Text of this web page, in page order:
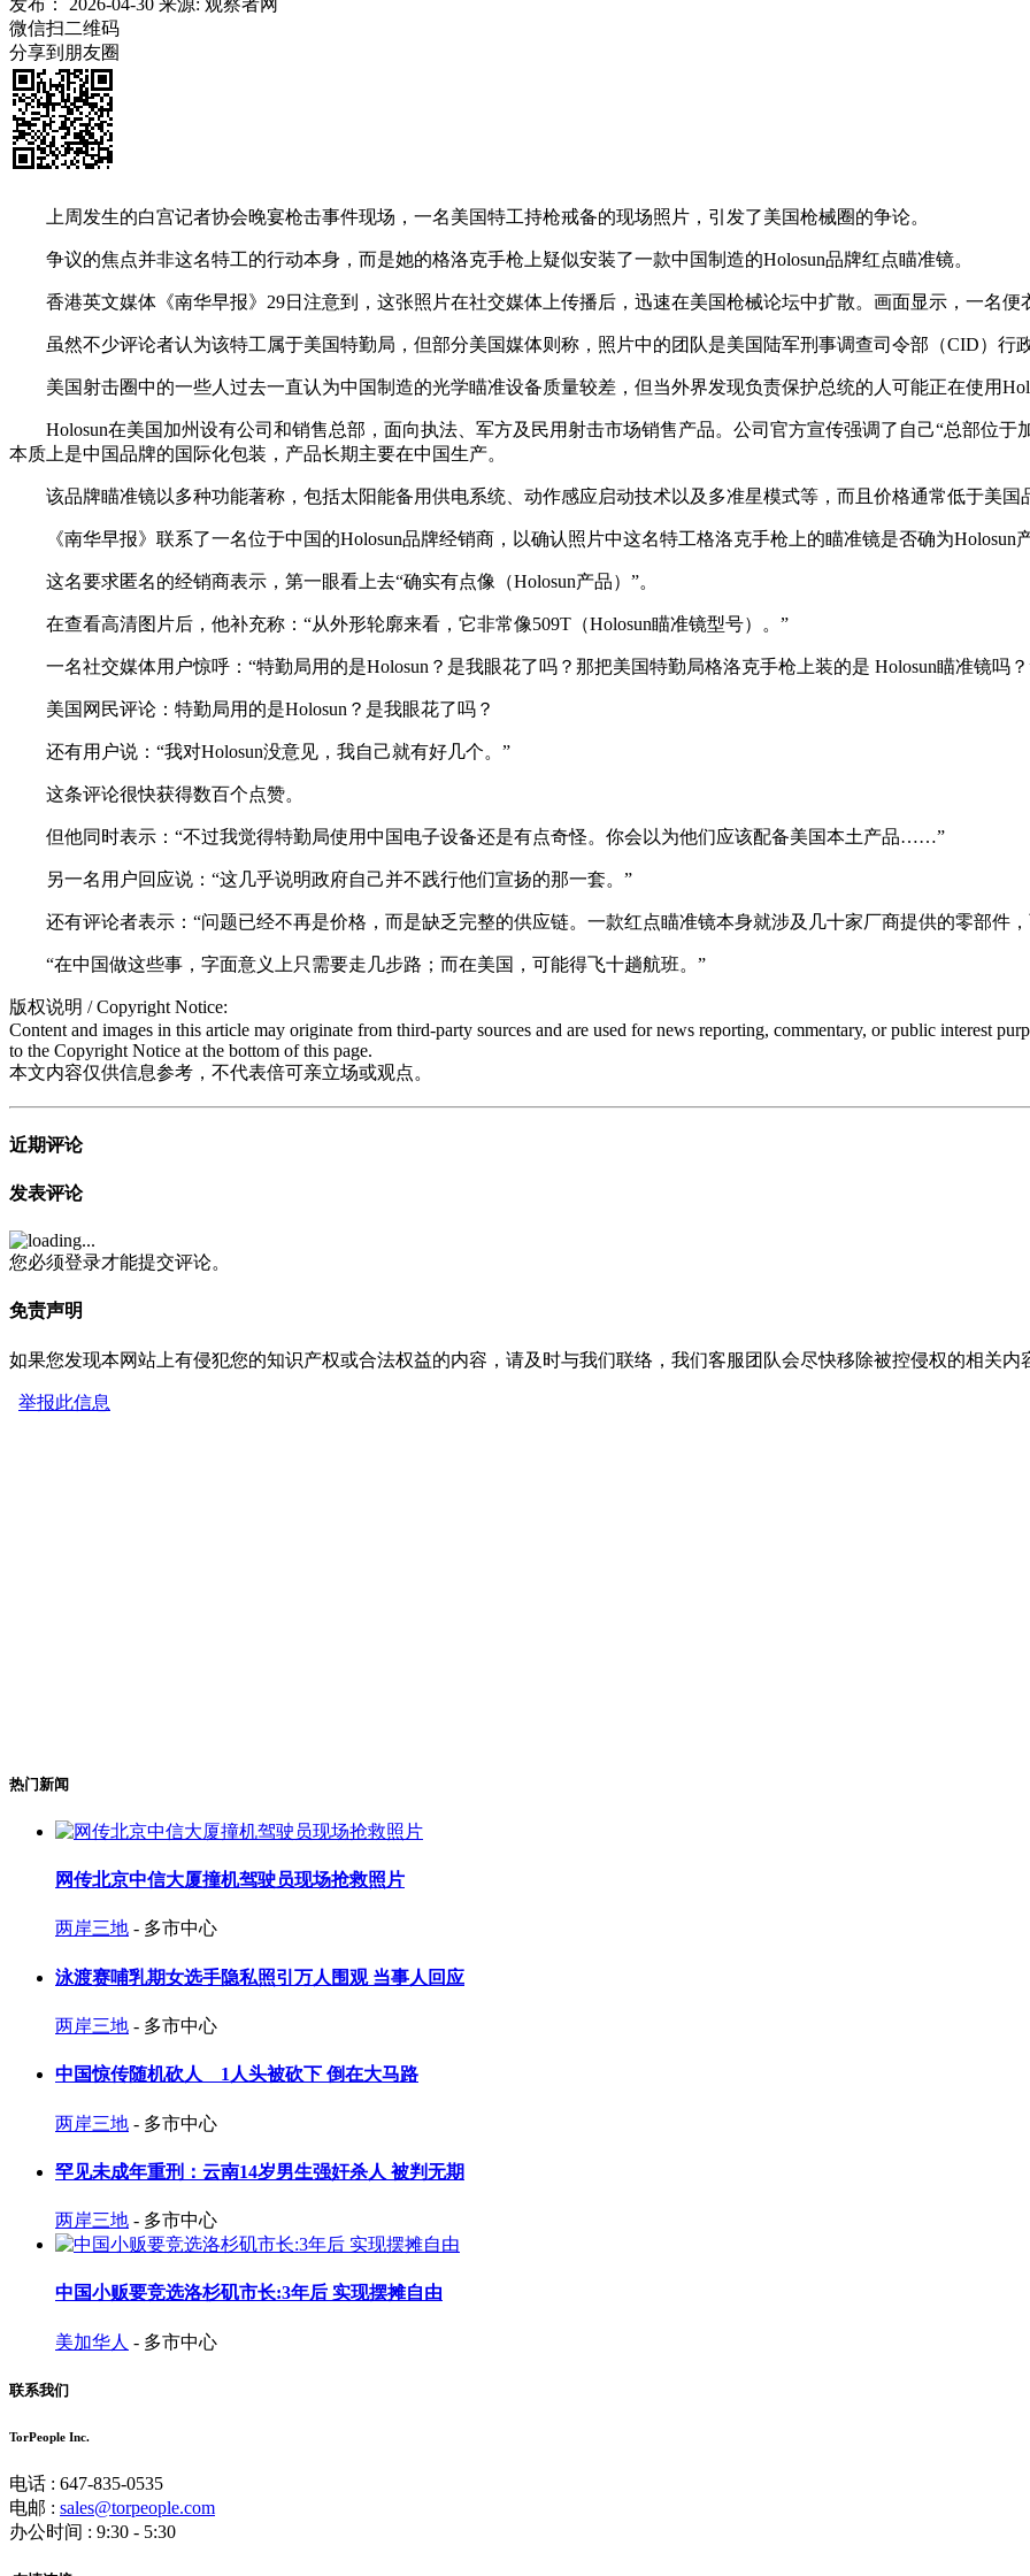
发布： 2026-04-30 来源: 观察者网
微信扫二维码
分享到朋友圈
上周发生的白宫记者协会晚宴枪击事件现场，一名美国特工持枪戒备的现场照片，引发了美国枪械圈的争论。
争议的焦点并非这名特工的行动本身，而是她的格洛克手枪上疑似安装了一款中国制造的Holosun品牌红点瞄准镜。
香港英文媒体《南华早报》29日注意到，这张照片在社交媒体上传播后，迅速在美国枪械论坛中扩散。画面显示，一名便
虽然不少评论者认为该特工属于美国特勤局，但部分美国媒体则称，照片中的团队是美国陆军刑事调查司令部（CID）行
美国射击圈中的一些人过去一直认为中国制造的光学瞄准设备质量较差，但当外界发现负责保护总统的人可能正在使用
Holosun在美国加州设有公司和销售总部，面向执法、军方及民用射击市场销售产品。公司官方宣传强调了自己“总部位于
本质上是中国品牌的国际化包装，产品长期主要在中国生产。
该品牌瞄准镜以多种功能著称，包括太阳能备用供电系统、动作感应启动技术以及多准星模式等，而且价格通常低于美国
《南华早报》联系了一名位于中国的Holosun品牌经销商，以确认照片中这名特工格洛克手枪上的瞄准镜是否确为Holosun
这名要求匿名的经销商表示，第一眼看上去“确实有点像（Holosun产品）”。
在查看高清图片后，他补充称：“从外形轮廓来看，它非常像509T（Holosun瞄准镜型号）。”
一名社交媒体用户惊呼：“特勤局用的是Holosun？是我眼花了吗？那把美国特勤局格洛克手枪上装的是 Holosun瞄准镜吗？
美国网民评论：特勤局用的是Holosun？是我眼花了吗？
还有用户说：“我对Holosun没意见，我自己就有好几个。”
这条评论很快获得数百个点赞。
但他同时表示：“不过我觉得特勤局使用中国电子设备还是有点奇怪。你会以为他们应该配备美国本土产品……”
另一名用户回应说：“这几乎说明政府自己并不践行他们宣扬的那一套。”
还有评论者表示：“问题已经不再是价格，而是缺乏完整的供应链。一款红点瞄准镜本身就涉及几十家厂商提供的零部件
“在中国做这些事，字面意义上只需要走几步路；而在美国，可能得飞十趟航班。”
版权说明 / Copyright Notice:
Content and images in this article may originate from third-party sources and are used for news reporting, commentary, or public interest
to the Copyright Notice at the bottom of this page.
本文内容仅供信息参考，不代表倍可亲立场或观点。
近期评论
发表评论
您必须登录才能提交评论。
免责声明
如果您发现本网站上有侵犯您的知识产权或合法权益的内容，请及时与我们联络，我们客服团队会尽快移除被控侵权的相关内
举报此信息
热门新闻
网传北京中信大厦撞机驾驶员现场抢救照片
两岸三地 - 多市中心
泳渡赛哺乳期女选手隐私照引万人围观 当事人回应
两岸三地 - 多市中心
中国惊传随机砍人 1人头被砍下 倒在大马路
两岸三地 - 多市中心
罕见未成年重刑：云南14岁男生强奸杀人 被判无期
两岸三地 - 多市中心
中国小贩要竞选洛杉矶市长:3年后 实现摆摊自由
美加华人 - 多市中心
联系我们
TorPeople Inc.
电话 : 647-835-0535
电邮 : sales@torpeople.com
办公时间 : 9:30 - 5:30